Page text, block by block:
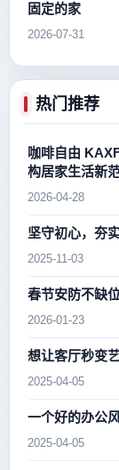
固定的家
2026-07-31
热门推荐
咖啡自由
构居家生活新
2026-04-28
2025-11-03
春节安防不缺
2026-01-23
想让客厅秒变
2025-04-05
一个好的办公
2025-04-05